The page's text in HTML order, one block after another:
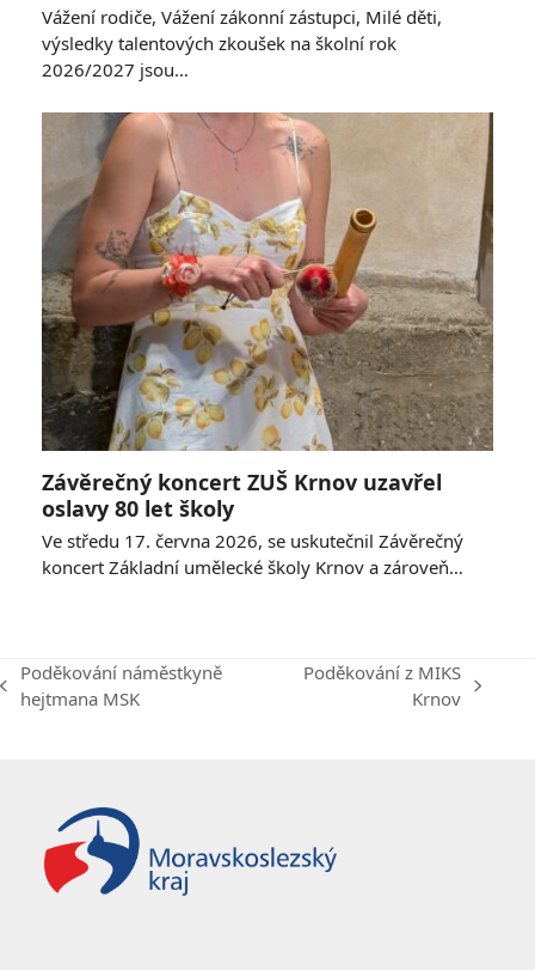
Vážení rodiče, Vážení zákonní zástupci, Milé děti,
výsledky talentových zkoušek na školní rok
2026/2027 jsou…
Závěrečný koncert ZUŠ Krnov uzavřel
oslavy 80 let školy
Ve středu 17. června 2026, se uskutečnil Závěrečný
koncert Základní umělecké školy Krnov a zároveň…
previous
Poděkování náměstkyně
hejtmana MSK
Poděkování z MIKS
Krnov